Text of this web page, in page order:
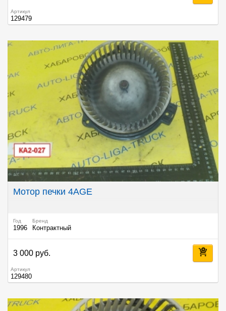
Артикул
129479
Мотор печки 4AGE
Год
1996
Бренд
Контрактный
3 000 руб.
Артикул
129480